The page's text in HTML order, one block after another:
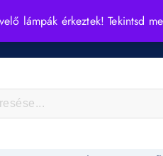
lámpák érkeztek! Tekintsd